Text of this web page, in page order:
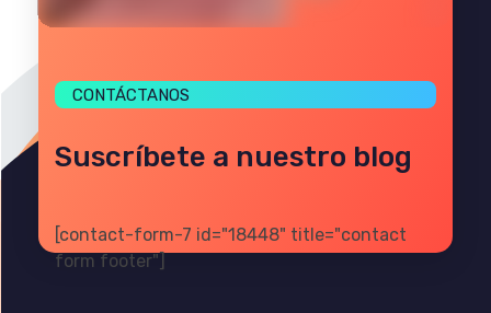
CONTÁCTANOS
Suscríbete a nuestro blog
[contact-form-7 id="18448" title="contact
form footer"]